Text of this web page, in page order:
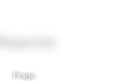
Praga